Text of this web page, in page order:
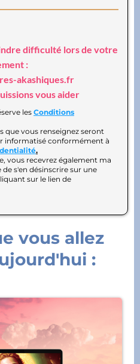
difficulté lors de votre
:
akashiques.fr
vous aider
les Conditions
que vous renseignez seront
informatisé conformément à
.
vous recevrez également ma
s'en désinscrire sur une
sur le lien de
vous allez
: